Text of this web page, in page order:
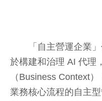
「自主營運企業」
於構建和治理 AI 代理
（Business Context
業務核心流程的自主